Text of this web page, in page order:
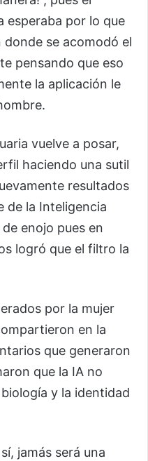
esperaba por lo que
se acomodó el
pensando que eso
la aplicación le
vuelve a posar,
haciendo una sutil
resultados
de la Inteligencia
enojo pues en
logró que el filtro la
por la mujer
en la
que generaron
que la IA no
y la identidad
jamás será una